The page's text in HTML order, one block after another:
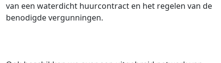
van een waterdicht huurcontract en het regelen van de
benodigde vergunningen.